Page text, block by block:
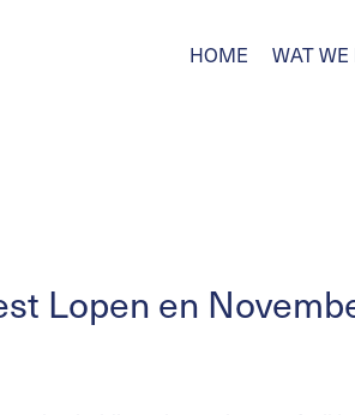
HOME WAT WE
Lopen en